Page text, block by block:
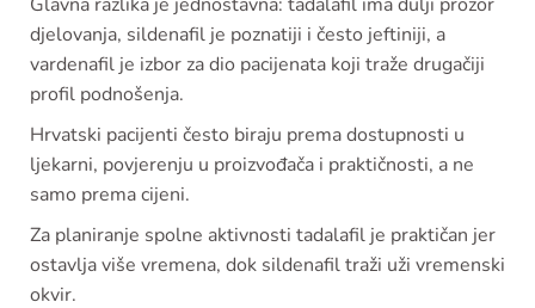
djelovanja, sildenafil je poznatiji i često jeftiniji, a
vardenafil je izbor za dio pacijenata koji traže drugačiji
profil podnošenja.
Hrvatski pacijenti često biraju prema dostupnosti u
ljekarni, povjerenju u proizvođača i praktičnosti, a ne
samo prema cijeni.
Za planiranje spolne aktivnosti tadalafil je praktičan jer
ostavlja više vremena, dok sildenafil traži uži vremenski
okvir.